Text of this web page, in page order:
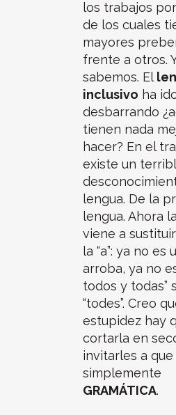
los trabajos
de los cuales
mayores
frente a otros.
sabemos. El
inclusivo ha
desbarrando
tienen nada
hacer? En el
existe un
lengua. De la
lengua. Ahora la
viene a sustituir
la “a”: ya no es
arroba, ya no
todos y todas”
“todes”. Creo
estupidez hay
cortarla en
invitarles a
simplemente
GRAMÁTICA.